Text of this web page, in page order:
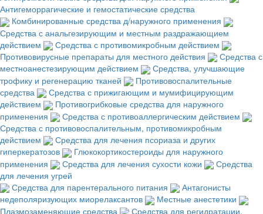
Антигеморрагические и гемостатические средства
Комбинированные средства д/наружного применения
Средства с анальгезирующим и местным раздражающием
действием
Средства с противомикробным действием
Противовирусные препараты для местного действия
Средства с
местноанестезирующим действием
Средства, улучшающие
трофику и регенерацию тканей
Противовоспалительные
средства
Средства с прижигающим и мумифицирующим
действием
Противогрибковые средства для наружного
применения
Средства с противоаллергическим действием
Средства с противовоспалительным, противомикробным
действием
Средства для лечения псориаза и других
гиперкератозов
Глюкокортикостероиды для наружного
применения
Средства для лечения сухости кожи
Средства
для лечения угрей
Средства для парентерального питания
Антагонисты
недеполяризующих миорелаксантов
Местные анестетики
Плазмозаменяющие средства
Средства для регидратации,